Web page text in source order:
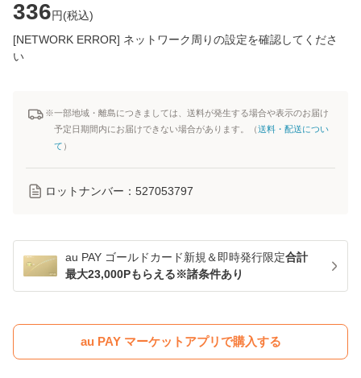
336円(税込)
[NETWORK ERROR] ネットワーク周りの設定を確認してくださ
い
※一部地域・離島につきましては、送料が発生する場合や表示のお届け
予定日期間内にお届けできない場合があります。（送料・配送につい
て ）
ロットナンバー： 527053797
au PAY ゴールドカード新規＆即時発行限定合計
最大23,000Pもらえる※諸条件あり
au PAY マーケットアプリで購入する